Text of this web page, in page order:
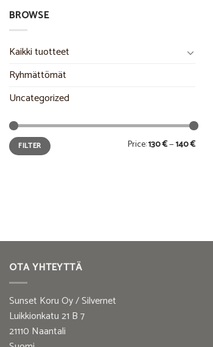
BROWSE
Kaikki tuotteet
Ryhmättömät
Uncategorized
Min
price
Max
priceFILTER Price:130 €—140 €
OTA YHTEYTTÄ
Sunset Koru Oy / Silvernet
Luikkionkatu 21 B 7
21110 Naantali